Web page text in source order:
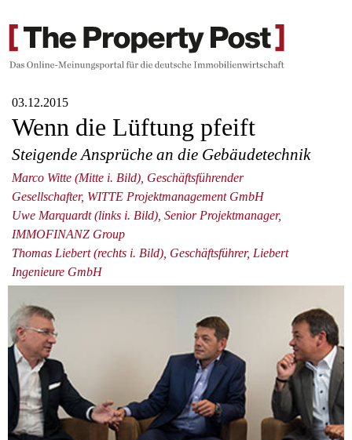
03.12.2015
Wenn die Lüftung pfeift
Steigende Ansprüche an die Gebäudetechnik
Marco Witte (Mitte i. Bild), Geschäftsführender
Gesellschafter, WITTE Projektmanagement GmbH
Uwe Marquardt (links i. Bild), Senior Projektmanager,
IMMOFINANZ Group
Thomas Liebert (rechts i. Bild), Geschäftsführer, Liebert
Ingenieure GmbH